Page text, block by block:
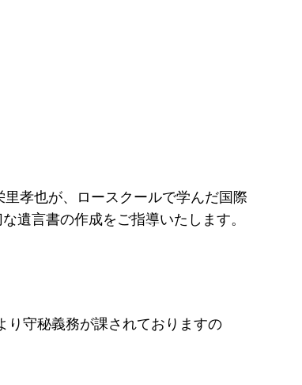
里孝也が、ロースクールで学んだ国際
遺言書の作成をご指導いたします。
り守秘義務が課されておりますの